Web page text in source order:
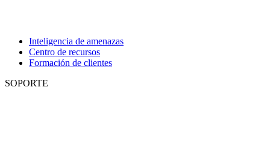
Inteligencia de amenazas
Centro de recursos
Formación de clientes
SOPORTE